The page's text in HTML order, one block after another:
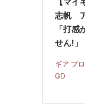
志帆
「打感
せん!」
ギア プ
GD